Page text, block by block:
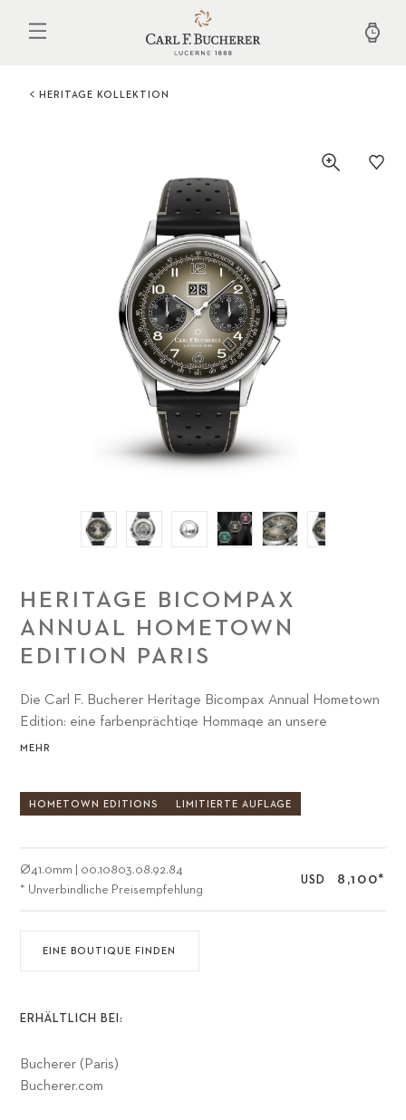
HERITAGE KOLLEKTION
HERITAGE BICOMPAX
ANNUAL HOMETOWN
EDITION PARIS
Die Carl F. Bucherer Heritage Bicompax Annual Hometown
Edition: eine farbenprächtige Hommage an unsere
Lieblingsstädte.
MEHR
HOMETOWN EDITIONS LIMITIERTE AUFLAGE
Ø41.0mm
00.10803.08.92.84
* Unverbindliche Preisempfehlung
USD 8,100*
EINE BOUTIQUE FINDEN
ERHÄLTLICH BEI:
Bucherer (Paris)
Bucherer.com